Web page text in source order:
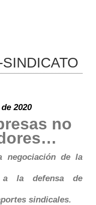
2020
no
negociación de la
a la defensa de
sindicales.